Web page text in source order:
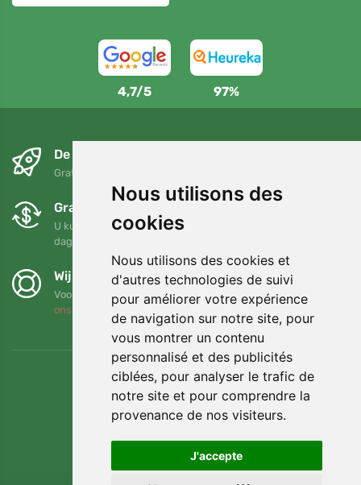
Nous utilisons des
cookies
Nous utilisons des cookies et
d'autres technologies de suivi
pour améliorer votre expérience
de navigation sur notre site, pour
vous montrer un contenu
personnalisé et des publicités
ciblées, pour analyser le trafic de
notre site et pour comprendre la
provenance de nos visiteurs.
J'accepte
4,7/5 97%
De volgende dag en gratis
Gratis verzending voor bestellingen boven 95 EUR
Gratis ruilen en retourneren
U kunt uw bestelling op elk gewenst moment binnen 90
dagen retourneren of ruilen
Wij steunen Trees.org
Voor elke bestelling planten we een boom! Lees meer
ons